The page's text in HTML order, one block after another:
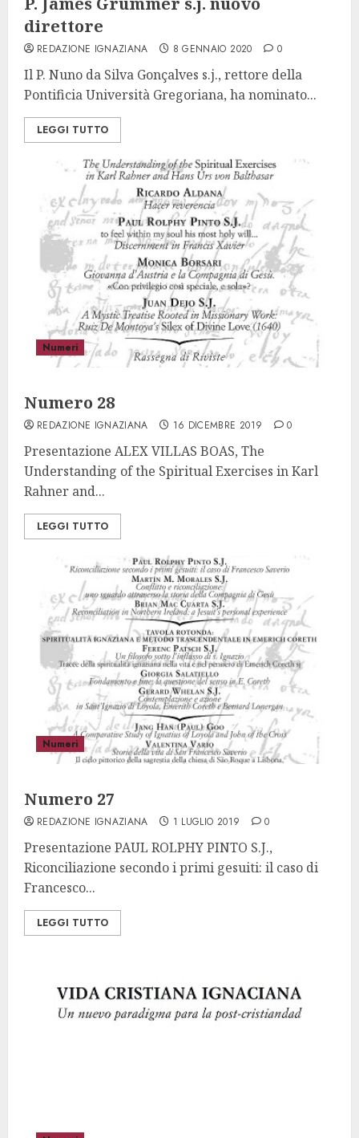
direttore
REDAZIONE IGNAZIANA 8 GENNAIO 2020 0
Il P. Nuno da Silva Gonçalves s.j., rettore della
Pontificia Università Gregoriana, ha nominato...
LEGGI TUTTO
Numeri
Numero 28
REDAZIONE IGNAZIANA 16 DICEMBRE 2019 0
Presentazione ALEX VILLAS BOAS, The
Understanding of the Spiritual Exercises in Karl
Rahner and...
LEGGI TUTTO
Numeri
Numero 27
REDAZIONE IGNAZIANA 1 LUGLIO 2019 0
Presentazione PAUL ROLPHY PINTO S.J.,
Riconciliazione secondo i primi gesuiti: il caso di
Francesco...
LEGGI TUTTO